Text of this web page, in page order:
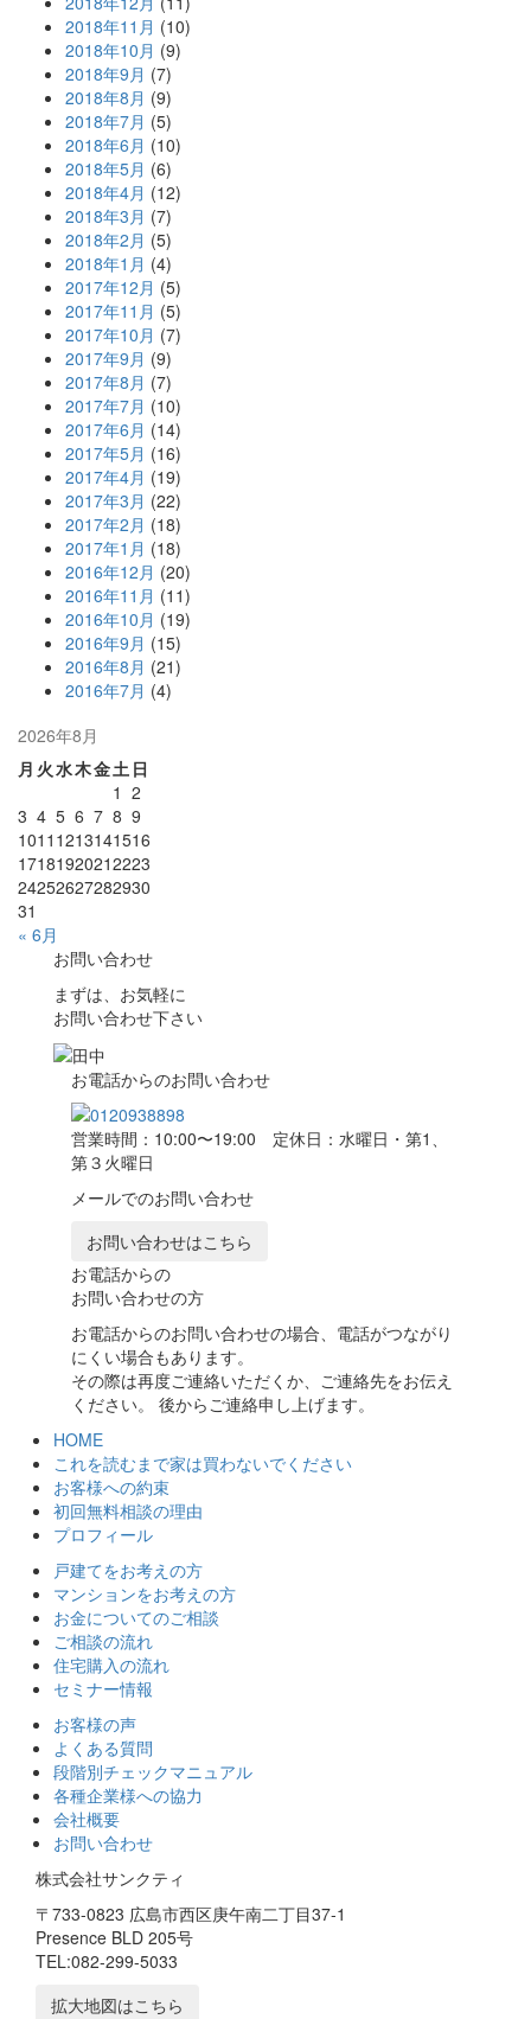
2018年11月 (10)
2018年10月 (9)
2018年9月 (7)
2018年8月 (9)
2018年7月 (5)
2018年6月 (10)
2018年5月 (6)
2018年4月 (12)
2018年3月 (7)
2018年2月 (5)
2018年1月 (4)
2017年12月 (5)
2017年11月 (5)
2017年10月 (7)
2017年9月 (9)
2017年8月 (7)
2017年7月 (10)
2017年6月 (14)
2017年5月 (16)
2017年4月 (19)
2017年3月 (22)
2017年2月 (18)
2017年1月 (18)
2016年12月 (20)
2016年11月 (11)
2016年10月 (19)
2016年9月 (15)
2016年8月 (21)
2016年7月 (4)
2026年8月
月 火水木金土 日
« 6月
1 2
3 4 5 6 7 8 9
1011 1213141516
17181920212223
24252627282930
31
お問い合わせ
まずは、お気軽に
お問い合わせ下さい
お電話からのお問い合わせ
営業時間：10:00〜19:00 定休日：水曜日・第1、
第３火曜日
メールでのお問い合わせ
お問い合わせはこちら
お電話からの
お問い合わせの方
お電話からのお問い合わせの場合、電話がつながり
にくい場合もあります。
その際は再度ご連絡いただくか、ご連絡先をお伝え
ください。 後からご連絡申し上げます。
HOME
これを読むまで家は買わないでください
お客様への約束
初回無料相談の理由
プロフィール
戸建てをお考えの方
マンションをお考えの方
お金についてのご相談
ご相談の流れ
住宅購入の流れ
セミナー情報
お客様の声
よくある質問
段階別チェックマニュアル
各種企業様への協力
会社概要
お問い合わせ
株式会社サンクティ
〒733-0823 広島市西区庚午南二丁目37‐1
Presence BLD 205号
TEL:082-299-5033
拡大地図はこちら